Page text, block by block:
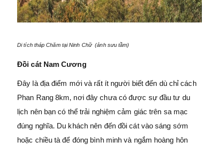
Di tích tháp Chăm tại Ninh Chữ (ảnh sưu tầm)
Đồi cát Nam Cương
Đây là địa điểm mới và rất ít người biết đến dù chỉ cách
Phan Rang 8km, nơi đây chưa có được sự đầu tư du
lịch nên bạn có thể trải nghiệm cảm giác trên sa mạc
đúng nghĩa. Du khách nên đến đồi cát vào sáng sớm
hoặc chiều tà để đóng bình minh và ngắm hoàng hôn